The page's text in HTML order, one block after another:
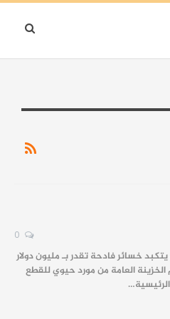
خسائر فادحة تقدر بـ مليون دولار
الخزينة العامة من مورد حيوي للقطع